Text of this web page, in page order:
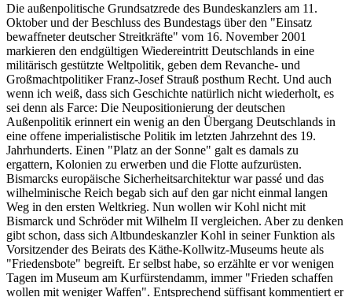
Die außenpolitische Grundsatzrede des Bundeskanzlers am 11.
Oktober und der Beschluss des Bundestags über den "Einsatz
bewaffneter deutscher Streitkräfte" vom 16. November 2001
markieren den endgültigen Wiedereintritt Deutschlands in eine
militärisch gestützte Weltpolitik, geben dem Revanche- und
Großmachtpolitiker Franz-Josef Strauß posthum Recht. Und auch
wenn ich weiß, dass sich Geschichte natürlich nicht wiederholt, es
sei denn als Farce: Die Neupositionierung der deutschen
Außenpolitik erinnert ein wenig an den Übergang Deutschlands in
eine offene imperialistische Politik im letzten Jahrzehnt des 19.
Jahrhunderts. Einen "Platz an der Sonne" galt es damals zu
ergattern, Kolonien zu erwerben und die Flotte aufzurüsten.
Bismarcks europäische Sicherheitsarchitektur war passé und das
wilhelminische Reich begab sich auf den gar nicht einmal langen
Weg in den ersten Weltkrieg. Nun wollen wir Kohl nicht mit
Bismarck und Schröder mit Wilhelm II vergleichen. Aber zu denken
gibt schon, dass sich Altbundeskanzler Kohl in seiner Funktion als
Vorsitzender des Beirats des Käthe-Kollwitz-Museums heute als
"Friedensbote" begreift. Er selbst habe, so erzählte er vor wenigen
Tagen im Museum am Kurfürstendamm, immer "Frieden schaffen
wollen mit weniger Waffen". Entsprechend süffisant kommentiert er